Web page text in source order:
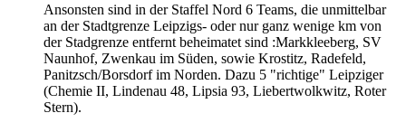
Ansonsten sind in der Staffel Nord 6 Teams, die unmittelbar
an der Stadtgrenze Leipzigs- oder nur ganz wenige km von
der Stadgrenze entfernt beheimatet sind :Markkleeberg, SV
Naunhof, Zwenkau im Süden, sowie Krostitz, Radefeld,
Panitzsch/Borsdorf im Norden. Dazu 5 "richtige" Leipziger
(Chemie II, Lindenau 48, Lipsia 93, Liebertwolkwitz, Roter
Stern).